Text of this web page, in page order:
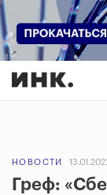
НОВОСТИ
Греф: